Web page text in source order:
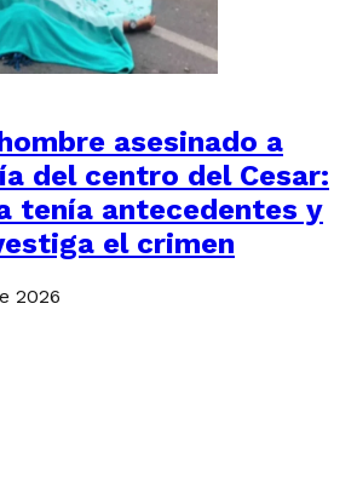
asesinado a
del centro del Cesar:
tenía antecedentes y
el crimen
2026